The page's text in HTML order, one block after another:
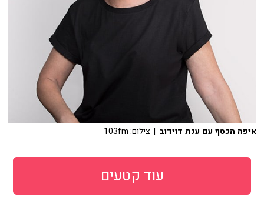
איפה הכסף עם ענת דוידוב | צילום: 103fm
עוד קטעים